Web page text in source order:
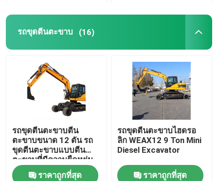
บ้าน
สินค้า
เกี่ยวกับเรา
ทัวร์โรงงาน
การควบคุมคุณภาพ
รถขุดตีนตะขาบ (16)
รถขุดตีนตะขาบตีน
ตะขาบขนาด 12 ตัน รถ
ขุดตีนตะขาบแบบตีน
ตะขาบที่มีความยืดหยุ่น
สวยงาม
ราคาถูกที่สุด
รถขุดตีนตะขาบไฮดรอ
ลิก WEAX12 9 Ton Mini
Diesel Excavator
ราคาถูกที่สุด